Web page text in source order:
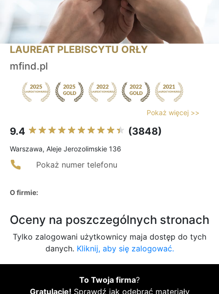
LAUREAT PLEBISCYTU ORŁY
mfind.pl
Pokaż więcej >>
9.4 (3848)
Warszawa, Aleje Jerozolimskie 136
Pokaż numer telefonu
O firmie:
Oceny na poszczególnych stronach
Tylko zalogowani użytkownicy maja dostęp do tych
danych. Kliknij, aby się zalogować.
To Twoja firma?
Gratulacje! Sprawdź jak odebrać materiały